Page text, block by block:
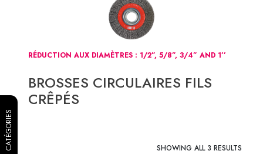
CATÉGORIES
RÉDUCTION AUX DIAMÈTRES : 1/2”, 5/8”, 3/4” AND 1’’
BROSSES CIRCULAIRES FILS
CRÊPÉS
SHOWING ALL 3 RESULTS